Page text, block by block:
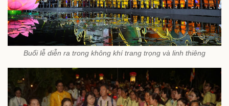
Buổi lễ diễn ra trong không khí trang trọng và linh thiêng